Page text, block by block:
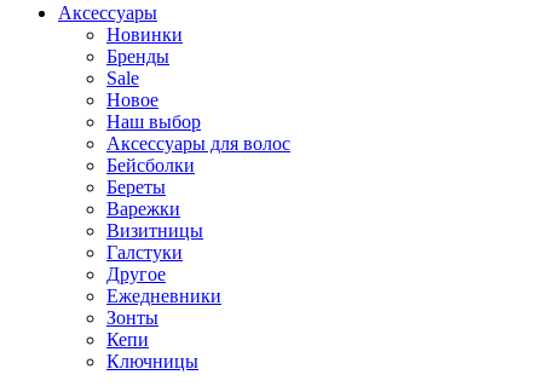
Аксессуары
Новинки
Бренды
Sale
Новое
Наш выбор
Аксессуары для волос
Бейсболки
Береты
Варежки
Визитницы
Галстуки
Другое
Ежедневники
Зонты
Кепи
Ключницы